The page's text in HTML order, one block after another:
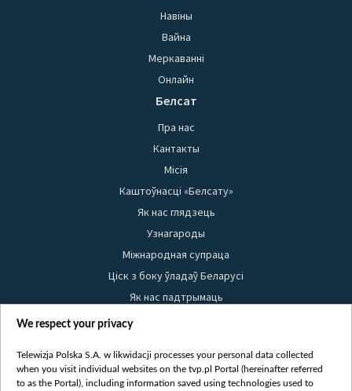
Навіны
Вайна
Меркаванні
Онлайн
Белсат
Пра нас
Кантакты
Місія
Каштоўнасці «Белсату»
Як нас глядзець
Узнагароды
Міжнародная супраца
Ціск з боку ўладаў Беларусі
Як нас падтрымаць
Правілы выкарыстання матэрыялаў
Бяспека
Youtube
We respect your privacy
Telewizja Polska S.A. w likwidacji processes your personal data collected
when you visit individual websites on the tvp.pl Portal (hereinafter referred
to as the Portal), including information saved using technologies used to